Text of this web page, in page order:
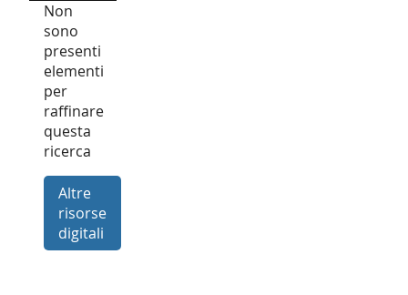
Non
sono
presenti
elementi
per
raffinare
questa
ricerca
Altre
risorse
digitali